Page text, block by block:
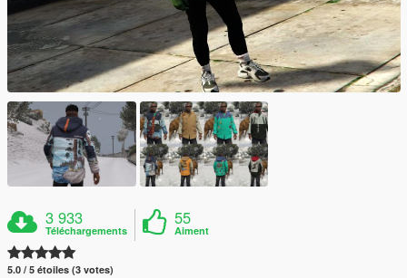
3 933
Téléchargements
55
Aiment
5.0 / 5 étoiles (3 votes)